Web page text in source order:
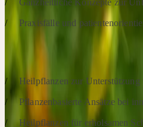
Praxisfälle und
Heilpflanzen zur
Pflanzenbasierte Ansätze bei
Heilpflanzen für erholsamen